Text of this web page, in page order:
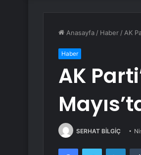
Anasayfa / Haber / AK
Haber
AK
SERHAT BİLGİÇ
FacebookTwitter